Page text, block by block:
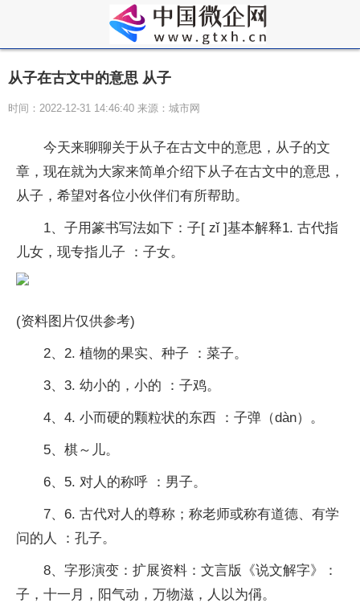
从子在古文中的意思 从子
时间：2022-12-31 14:46:40 来源：城市网
今天来聊聊关于从子在古文中的意思，从子的文
章，现在就为大家来简单介绍下从子在古文中的意思，
从子，希望对各位小伙伴们有所帮助。
1、子用篆书写法如下：子[ zǐ ]基本解释1. 古代指
儿女，现专指儿子 ：子女。
(资料图片仅供参考)
2、2. 植物的果实、种子 ：菜子。
3、3. 幼小的，小的 ：子鸡。
4、4. 小而硬的颗粒状的东西 ：子弹（dàn）。
5、棋～儿。
6、5. 对人的称呼 ：男子。
7、6. 古代对人的尊称；称老师或称有道德、有学
问的人 ：孔子。
8、字形演变：扩展资料：文言版《说文解字》：
子，十一月，阳气动，万物滋，人以为偁。